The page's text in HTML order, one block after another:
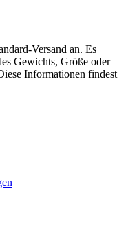
Versand an. Es
Gewichts, Größe oder
Informationen findest